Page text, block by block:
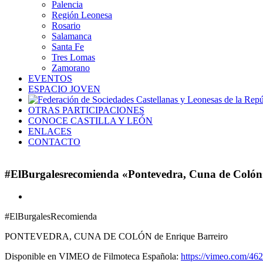
Palencia
Región Leonesa
Rosario
Salamanca
Santa Fe
Tres Lomas
Zamorano
EVENTOS
ESPACIO JOVEN
OTRAS PARTICIPACIONES
CONOCE CASTILLA Y LEÓN
ENLACES
CONTACTO
#ElBurgalesrecomienda «Pontevedra, Cuna de
más
#ElBurgalesRecomienda
PONTEVEDRA, CUNA DE COLÓN de Enrique Barreiro
Disponible en VIMEO de Filmoteca Española: https://vimeo.com/